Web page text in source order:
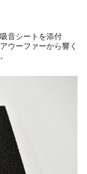
音シートを添付
ウーファーから響く